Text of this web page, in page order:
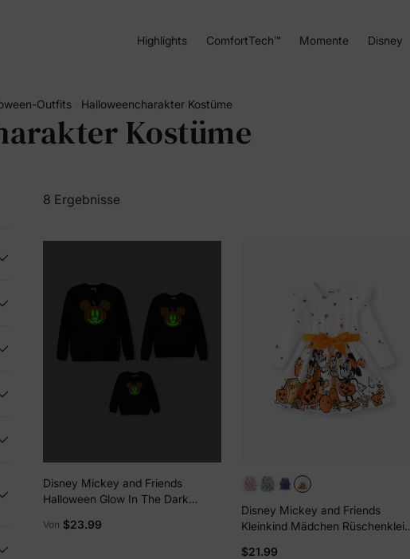
Highlights ComfortTech™ Momente Disney
Outfits Halloweencharakter Kostüme
Kostüme
8 Ergebnisse
Disney Mickey and Friends
Halloween Glow In The Dark
mit Kürbis-Print schwarz
Von $23.99
Disney Mickey and Friends
Kleinkind Mädchen Rüschenkleid
$21.99